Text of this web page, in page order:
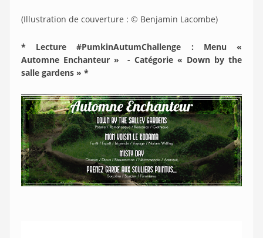
(Illustration de couverture : © Benjamin Lacombe)
* Lecture #PumkinAutumChallenge : Menu «
Automne Enchanteur » - Catégorie « Down by the
salle gardens » *